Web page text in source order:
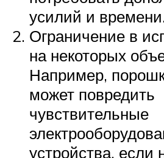
усилий и
Ограничение в
на некоторых
Например,
может повредить
чувствительные
устройства, если